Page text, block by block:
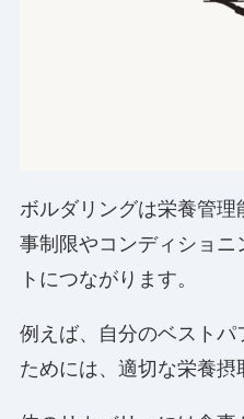
ボルダリングは栄養管
事制限やコンディショ
トにつながります。
例えば、自分のベスト
ためには、適切な栄養摂